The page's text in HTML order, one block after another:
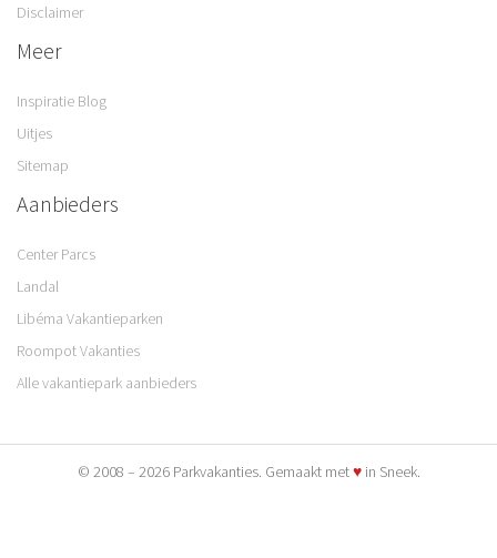
Disclaimer
Meer
Inspiratie Blog
Uitjes
Sitemap
Aanbieders
Center Parcs
Landal
Libéma Vakantieparken
Roompot Vakanties
Alle vakantiepark aanbieders
© 2008 – 2026 Parkvakanties. Gemaakt met♥in Sneek.